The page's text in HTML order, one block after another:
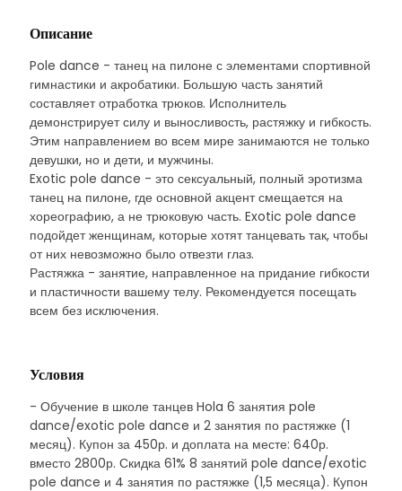
Описание
Pole dance - танец на пилоне с элементами спортивной
гимнастики и акробатики. Большую часть занятий
составляет отработка трюков. Исполнитель
демонстрирует силу и выносливость, растяжку и гибкость.
Этим направлением во всем мире занимаются не только
девушки, но и дети, и мужчины.
Exotic pole dance - это сексуальный, полный эротизма
танец на пилоне, где основной акцент смещается на
хореографию, а не трюковую часть. Exotic pole dance
подойдет женщинам, которые хотят танцевать так, чтобы
от них невозможно было отвезти глаз.
Растяжка - занятие, направленное на придание гибкости
и пластичности вашему телу. Рекомендуется посещать
всем без исключения.
Условия
- Обучение в школе танцев Hola 6 занятия pole
dance/exotic pole dance и 2 занятия по растяжке (1
месяц). Купон за 450р. и доплата на месте: 640р.
вместо 2800р. Скидка 61% 8 занятий pole dance/exotic
pole dance и 4 занятия по растяжке (1,5 месяца). Купон